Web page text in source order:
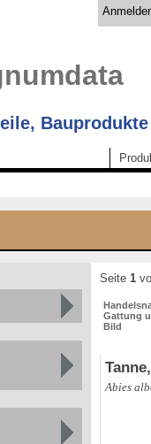
Seite 1
Gattung
Bild
Abies